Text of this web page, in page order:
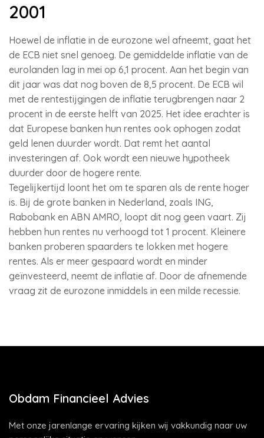
2001
Hoewel de inflatie in de eurozone wel afneemt, gaat het
de ECB niet snel genoeg. De gemiddelde inflatie van de
eurolanden lag in mei op 6,1 procent. Aan het begin van
dit jaar was dat nog boven de 8,5 procent. De ECB wil
met de rentestijgingen de inflatie terugbrengen naar 2
procent in de eerste helft van 2025. Het idee erachter is
dat Europese banken hun rentes ook ophogen zodat
geld lenen duurder wordt. Dat remt het aantal
investeringen af. Ook wordt een nieuwe hypotheek
duurder door de hogere rente.
Tegelijkertijd loont het om te sparen als de rente hoger
is. Bij de grote banken in Nederland, zoals ING,
Rabobank en ABN AMRO, loopt dit nog geen vaart. Zij
hebben hun rentes nu verhoogd tot 1 procent. Kleinere
banken proberen spaarders te lokken met hogere
rentes. Als er meer gespaard wordt en minder
geïnvesteerd, neemt de inflatie af. Door de afnemende
vraag zit de eurozone inmiddels in een milde recessie.
Obdam Financieel Advies
Met onze jarenlange ervaring kijken wij vakkundig naar uw